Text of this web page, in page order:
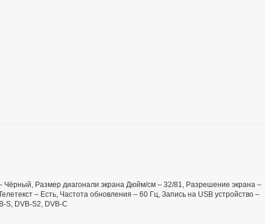
Размер диагонали экрана Дюйм/см – 32/81, Разрешение экрана –
– Есть, Частота обновления – 60 Гц, Запись на USB устройство –
S, DVB-S2, DVB-C